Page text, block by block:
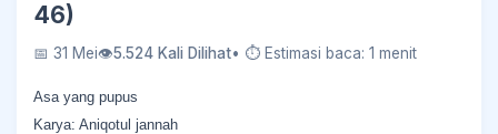
46)
📅 31 Mei👁5.524 Kali Dilihat• ⏱ Estimasi baca: 1 menit
Asa yang pupus
Karya: Aniqotul jannah